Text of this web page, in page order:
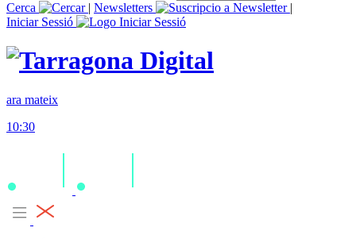
Cerca
| Newsletters
|
Iniciar Sessió
ara mateix
10:30